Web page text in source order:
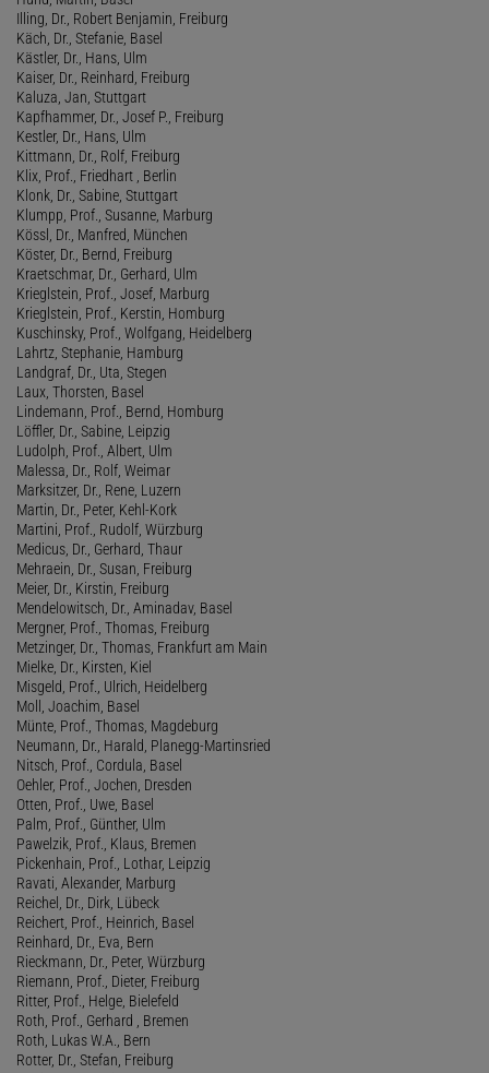
Illing, Dr., Robert Benjamin, Freiburg
Käch, Dr., Stefanie, Basel
Kästler, Dr., Hans, Ulm
Kaiser, Dr., Reinhard, Freiburg
Kaluza, Jan, Stuttgart
Kapfhammer, Dr., Josef P., Freiburg
Kestler, Dr., Hans, Ulm
Kittmann, Dr., Rolf, Freiburg
Klix, Prof., Friedhart , Berlin
Klonk, Dr., Sabine, Stuttgart
Klumpp, Prof., Susanne, Marburg
Kössl, Dr., Manfred, München
Köster, Dr., Bernd, Freiburg
Kraetschmar, Dr., Gerhard, Ulm
Krieglstein, Prof., Josef, Marburg
Krieglstein, Prof., Kerstin, Homburg
Kuschinsky, Prof., Wolfgang, Heidelberg
Lahrtz, Stephanie, Hamburg
Landgraf, Dr., Uta, Stegen
Laux, Thorsten, Basel
Lindemann, Prof., Bernd, Homburg
Löffler, Dr., Sabine, Leipzig
Ludolph, Prof., Albert, Ulm
Malessa, Dr., Rolf, Weimar
Marksitzer, Dr., Rene, Luzern
Martin, Dr., Peter, Kehl-Kork
Martini, Prof., Rudolf, Würzburg
Medicus, Dr., Gerhard, Thaur
Mehraein, Dr., Susan, Freiburg
Meier, Dr., Kirstin, Freiburg
Mendelowitsch, Dr., Aminadav, Basel
Mergner, Prof., Thomas, Freiburg
Metzinger, Dr., Thomas, Frankfurt am Main
Mielke, Dr., Kirsten, Kiel
Misgeld, Prof., Ulrich, Heidelberg
Moll, Joachim, Basel
Münte, Prof., Thomas, Magdeburg
Neumann, Dr., Harald, Planegg-Martinsried
Nitsch, Prof., Cordula, Basel
Oehler, Prof., Jochen, Dresden
Otten, Prof., Uwe, Basel
Palm, Prof., Günther, Ulm
Pawelzik, Prof., Klaus, Bremen
Pickenhain, Prof., Lothar, Leipzig
Ravati, Alexander, Marburg
Reichel, Dr., Dirk, Lübeck
Reichert, Prof., Heinrich, Basel
Reinhard, Dr., Eva, Bern
Rieckmann, Dr., Peter, Würzburg
Riemann, Prof., Dieter, Freiburg
Ritter, Prof., Helge, Bielefeld
Roth, Prof., Gerhard , Bremen
Roth, Lukas W.A., Bern
Rotter, Dr., Stefan, Freiburg